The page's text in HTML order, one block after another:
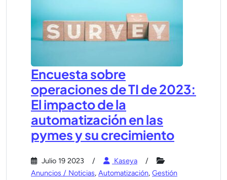
Encuesta sobre
operaciones de TI de 2023:
El impacto de la
automatización en las
pymes y su crecimiento
Julio 19 2023
Kaseya
Anuncios / Noticias, Automatización, Gestión